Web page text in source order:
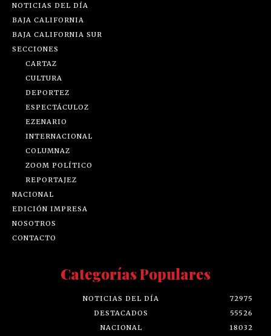
NOTICIAS DEL DÍA
BAJA CALIFORNIA
BAJA CALIFORNIA SUR
SECCIONES
CARTAZ
CULTURA
DEPORTEZ
ESPECTÁCULOZ
EZENARIO
INTERNACIONAL
COLUMNAZ
ZOOM POLÍTICO
REPORTAJEZ
NACIONAL
EDICIÓN IMPRESA
NOSOTROS
CONTACTO
Categorías Populares
NOTICIAS DEL DÍA
72975
DESTACADOS
55526
NACIONAL
18032